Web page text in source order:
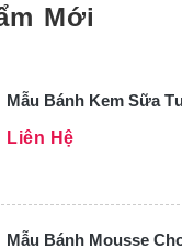
Mới
Mẫu Bánh Kem Sữa
Liên Hệ
Mẫu Bánh Mousse